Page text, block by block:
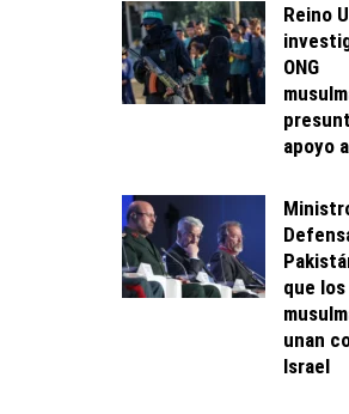
Reino
ONG
apoyo
que
unan
Israel